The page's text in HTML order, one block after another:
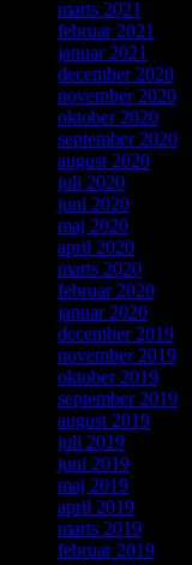
marts 2021
februar 2021
januar 2021
december 2020
november 2020
oktober 2020
september 2020
august 2020
juli 2020
juni 2020
maj 2020
april 2020
marts 2020
februar 2020
januar 2020
december 2019
november 2019
oktober 2019
september 2019
august 2019
juli 2019
juni 2019
maj 2019
april 2019
marts 2019
februar 2019